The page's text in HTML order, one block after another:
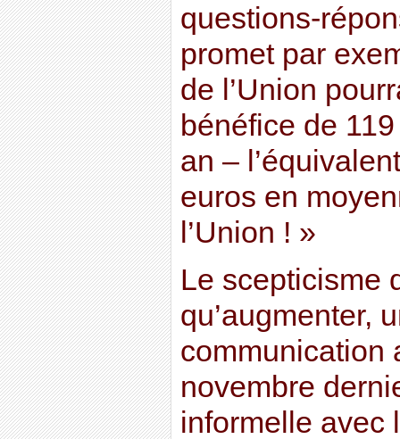
questions-
promet par
de l’Union
bénéfice de
an –
euros en
l’Union ! »
Le scepticisme
qu’augmenter,
communication
novembre
informelle avec